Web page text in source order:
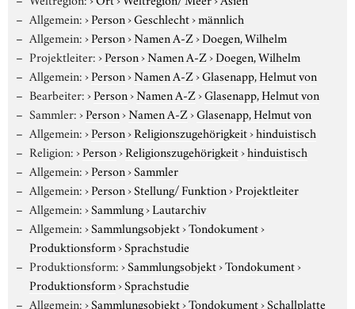
Allgemein:›Person›Geschlecht›männlich
Allgemein:›Person›Namen A-Z›Doegen, Wilhelm
Projektleiter:›Person›Namen A-Z›Doegen, Wilhelm
Allgemein:›Person›Namen A-Z›Glasenapp, Helmut von
Bearbeiter:›Person›Namen A-Z›Glasenapp, Helmut von
Sammler:›Person›Namen A-Z›Glasenapp, Helmut von
Allgemein:›Person›Religionszugehörigkeit›hinduistisch
Religion:›Person›Religionszugehörigkeit›hinduistisch
Allgemein:›Person›Sammler
Allgemein:›Person›Stellung/ Funktion›Projektleiter
Allgemein:›Sammlung›Lautarchiv
Allgemein:›Sammlungsobjekt›Tondokument›
Produktionsform›Sprachstudie
Produktionsform:›Sammlungsobjekt›Tondokument›
Produktionsform›Sprachstudie
Allgemein:›Sammlungsobjekt›Tondokument›Schallplatte